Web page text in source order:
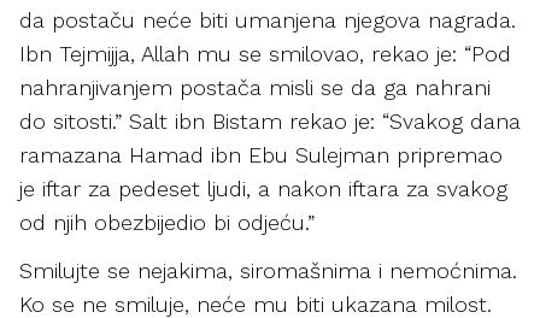
da postaču neće biti umanjena njegova nagrada.
Ibn Tejmijja, Allah mu se smilovao, rekao je: “Pod
nahranjivanjem postača misli se da ga nahrani
do sitosti.” Salt ibn Bistam rekao je: “Svakog dana
ramazana Hamad ibn Ebu Sulejman pripremao
je iftar za pedeset ljudi, a nakon iftara za svakog
od njih obezbijedio bi odjeću.”
Smilujte se nejakima, siromašnima i nemoćnima.
Ko se ne smiluje, neće mu biti ukazana milost.